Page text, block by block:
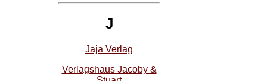
J
Jaja Verlag
Verlagshaus Jacoby &